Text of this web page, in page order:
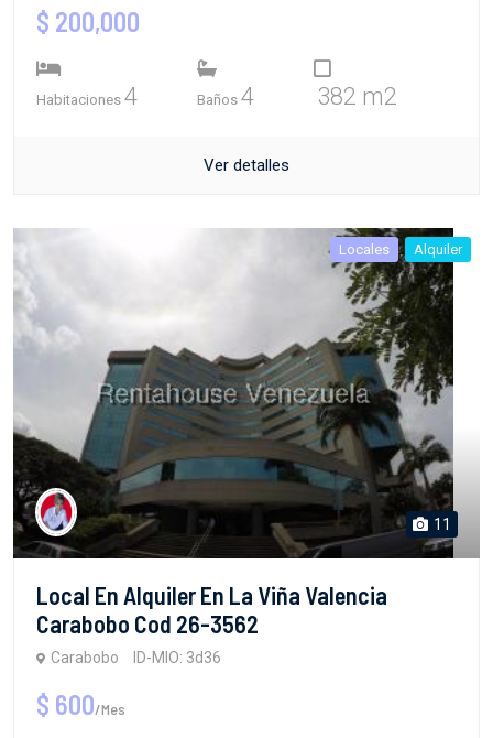
$ 200,000
Habitaciones 4 Baños 4 382 m2
Ver detalles
Locales Alquiler
11
Local En Alquiler En La Viña Valencia
Carabobo Cod 26-3562
Carabobo ID-MIO: 3d36
$ 600/Mes